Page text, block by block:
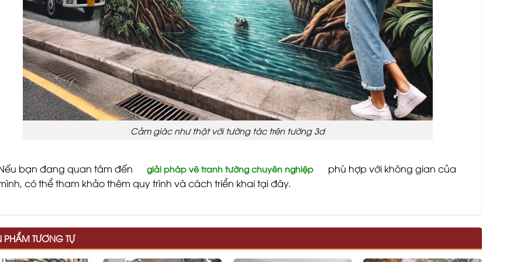
Cảm giác như thật với tường tác trên tường 3d
bạn đang quan tâm đến giải pháp vẽ tranh tường chuyên nghiệp
phù hợp với không gian của
có thể tham khảo thêm quy trình và cách triển khai tại đây.
PHẨM TƯƠNG TỰ